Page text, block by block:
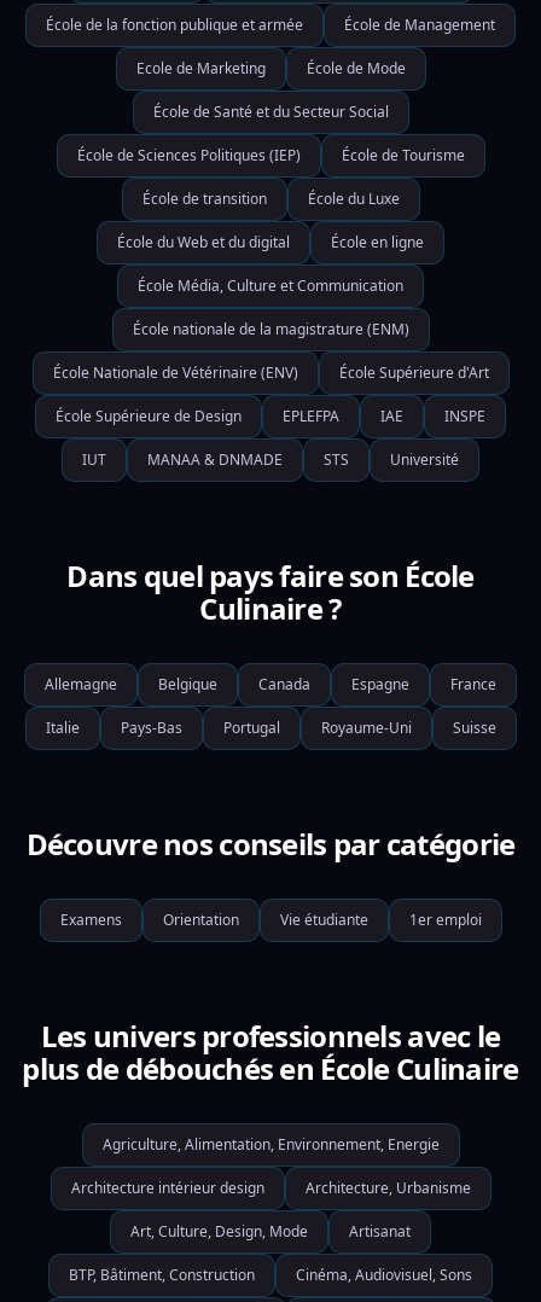
École de la fonction publique et armée École de Management
Ecole de Marketing École de Mode
École de Santé et du Secteur Social
École de Sciences Politiques (IEP) École de Tourisme
École de transition École du Luxe
École du Web et du digital École en ligne
École Média, Culture et Communication
École nationale de la magistrature (ENM)
École Nationale de Vétérinaire (ENV) École Supérieure d'Art
École Supérieure de Design EPLEFPA IAE INSPE
IUT MANAA & DNMADE STS Université
Dans quel pays faire son École
Culinaire ?
Allemagne Belgique Canada Espagne France
Italie Pays-Bas Portugal Royaume-Uni Suisse
Découvre nos conseils par catégorie
Examens Orientation Vie étudiante 1er emploi
Les univers professionnels avec le
plus de débouchés en École Culinaire
Agriculture, Alimentation, Environnement, Energie
Architecture intérieur design Architecture, Urbanisme
Art, Culture, Design, Mode Artisanat
BTP, Bâtiment, Construction Cinéma, Audiovisuel, Sons